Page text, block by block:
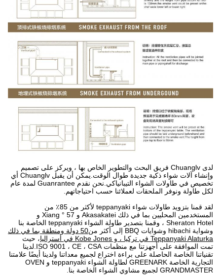
لدى Chuanglv فريق البحث والتطوير الخاص بها ، ويركز على تصميم
وإنشاء آلات شواء ذكية جديدة طوال الوقت.يمكن أن يقبل Chuanglv أي
تخصيص في طاولات الشواء التيبانياكي.نحن نقدم Guanrantee لمدة عام
لكل طاولة ونوفر الملحقات لعملائنا حسب احتياجاتهم.
لقد قمنا بتزويد طاولات شواء teppanyaki لأكثر من 85٪ من
المستخدمين المحليين بما في ذلك Akasakatei و 57 ° Xiang و
Sheraton Hotel ، وقمنا بتصدير طاولة الشواء teppanyaki الخاصة بنا
وشواية hibachi وشوايات BBQ إلى أكثر من
50 دولة ومنطقة بما في ذلك
Teppanyaki Alaturka في تركيا ، و Kobe Jones في أستراليا
، حيث
تمت الموافقة على أجهزتنا مع منظمات ISO 9001 ، CE ، CSA
.لدينا
تقنياتنا الخاصة الحاصلة على براءة اختراع لجميع معداتنا ولدينا أيضًا علامتنا
التجارية الخاصة GREENARK لطاولة الشواء teppanyaki و OVEN
GRANDMASTER لجميع مشاوي الشواء الخاصة بنا.